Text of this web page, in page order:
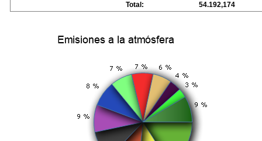
Total: 54.192,174